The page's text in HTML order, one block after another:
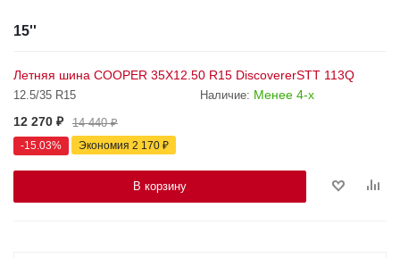
15''
Летняя шина COOPER 35X12.50 R15 DiscovererSTT 113Q
12.5/35 R15 Наличие: Менее 4-х
12 270 ₽ 14 440₽
-15.03% Экономия 2 170 ₽
В корзину